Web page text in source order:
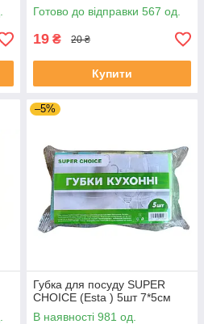
Готово до відправки 567 од.
19 ₴ 20 ₴
Купити
–5%
Губка для посуду SUPER
CHOICE (Esta ) 5шт 7*5см
В наявності 981 од.